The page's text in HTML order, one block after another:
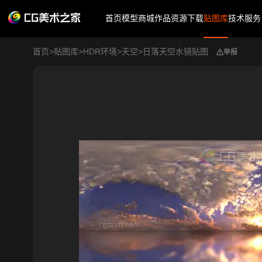
首页模型商城作品资源下载贴图库技术服务
首页>贴图库>HDR环境>天空>日落天空水镜贴图 举报